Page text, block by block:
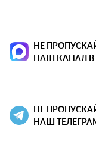
НЕ
НАШ КАНАЛ В
НЕ
НАШ